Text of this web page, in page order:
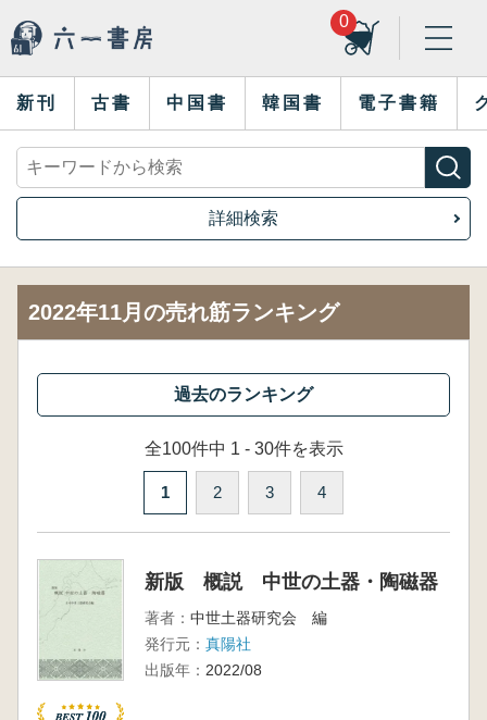
0
新刊 古書 中国書 韓国書 電子書籍
詳細検索
2022年11月の売れ筋ランキング
全100件中 1 - 30件を表示
1 2 3 4
新版 概説 中世の土器・陶磁器
著者： 中世土器研究会 編
発行元： 真陽社
出版年： 2022/08